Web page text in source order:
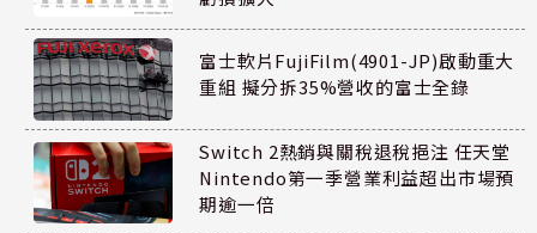
富士軟片FujiFilm(4901-JP)啟動重大
重組 擬分拆35%營收的富士全錄
Switch 2熱銷與關稅退稅挹注 任天堂
Nintendo第一季營業利益超出市場預
期逾一倍